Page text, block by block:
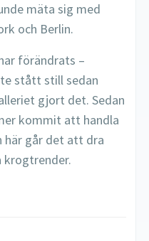
mäta sig med
och Berlin.
förändrats –
stått still sedan
gjort det. Sedan
kommit att handla
här går det att dra
krogtrender.